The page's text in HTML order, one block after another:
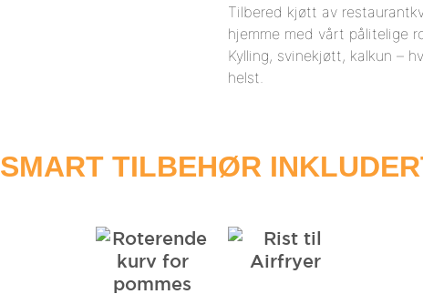
Tilbered kjøtt av
hjemme med vårt pålitelige
Kylling, svinekjøtt, kalkun –
helst.
SMART TILBEHØR